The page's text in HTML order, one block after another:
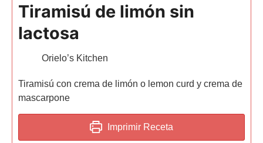
Tiramisú de limón sin
lactosa
Orielo’s Kitchen
Tiramisú con crema de limón o lemon curd y crema de
mascarpone
Imprimir Receta